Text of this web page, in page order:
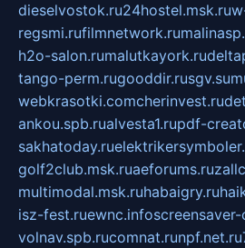
dieselvostok.ru24hostel.msk.ru
regsmi.rufilmnetwork.ru
h2o-salon.rumalutkayork.ru
tango-perm.rugooddir.rusgv.su
webkrasotki.comcherinvest.ru
ankou.spb.rualvesta1.rupdf-
sakhatoday.ru
golf2club.msk.ruaeforums.ru
multimodal.msk.ruhabaigry.ru
isz-fest.ruewnc.info
volnav.spb.rucomnat.runpf.net.ru